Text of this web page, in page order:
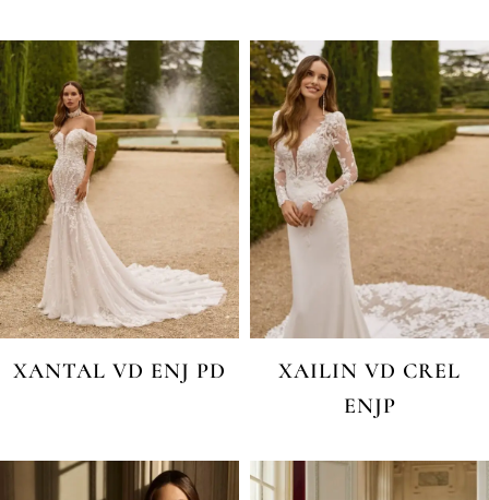
XANTAL VD ENJ PD
XAILIN VD CREL
ENJP